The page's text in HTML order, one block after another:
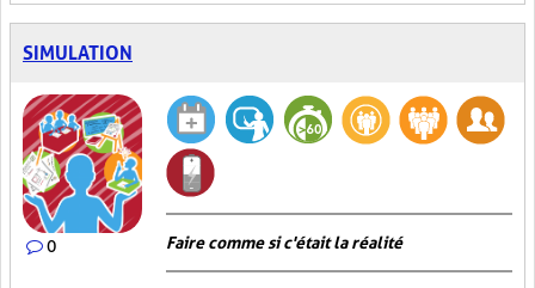
SIMULATION
0 Faire comme si c'était la réalité